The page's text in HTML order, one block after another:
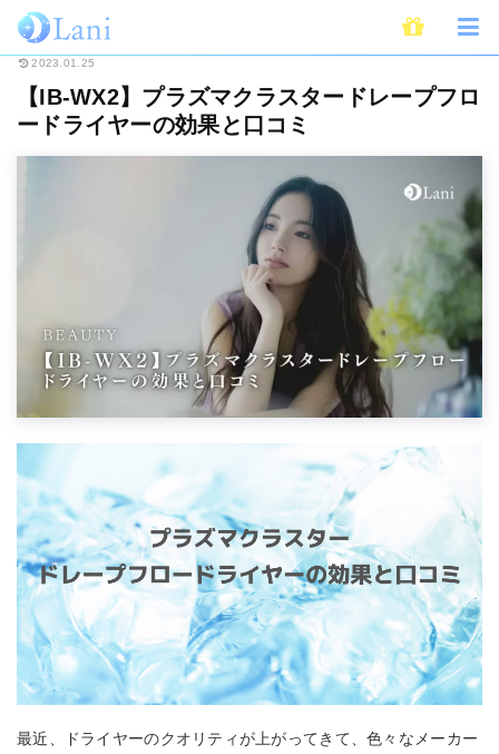
ホーム Beauty 【IB-WX2】プラズマクラスタードレープフロードライヤー
2023.01.25
【IB-WX2】プラズマクラスタードレープフロ
ードライヤーの効果と口コミ
最近、ドライヤーのクオリティが上がってきて、色々なメーカー